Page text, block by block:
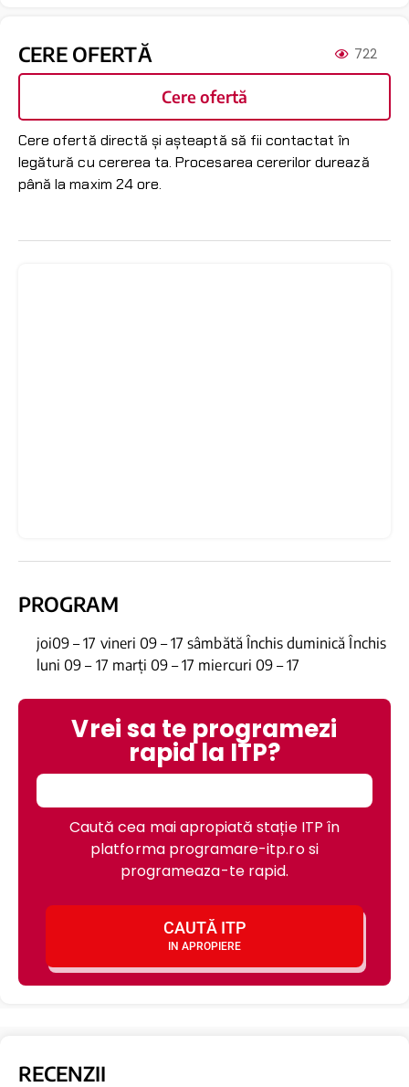
CERE OFERTĂ 722
Cere ofertă
Cere ofertă directă și așteaptă să fii contactat în
legătură cu cererea ta. Procesarea cererilor durează
până la maxim 24 ore.
PROGRAM
joi09 – 17 vineri 09 – 17 sâmbătă Închis duminică Închis
luni 09 – 17 marți 09 – 17 miercuri 09 – 17
Vrei sa te programezi
rapid la ITP?
Caută cea mai apropiată stație ITP în
platforma programare-itp.ro si
programeaza-te rapid.
CAUTĂ ITP
IN APROPIERE
RECENZII